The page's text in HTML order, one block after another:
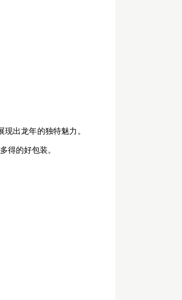
出龙年的独特魅力。
得的好包装。